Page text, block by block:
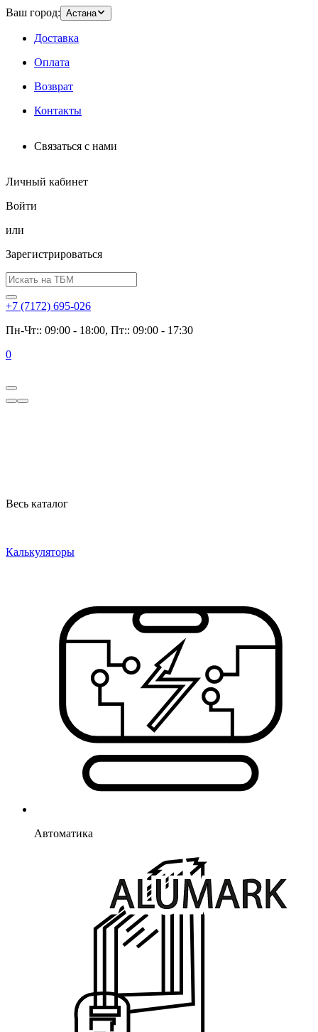
Ваш город: Астана
Доставка
Оплата
Возврат
Контакты
Связаться с нами
Личный кабинет
Войти
или
Зарегистрироваться
+7 (7172) 695-026
Пн-Чт:: 09:00 - 18:00, Пт:: 09:00 - 17:30
0
Весь каталог
Калькуляторы
Автоматика